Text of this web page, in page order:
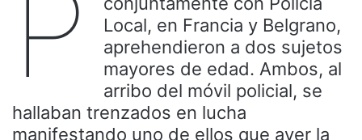
P
Local, en Francia y Belgrano,
aprehendieron a dos sujetos
mayores de edad. Ambos, al
arribo del móvil policial, se
hallaban trenzados en lucha
manifestando uno de ellos que ayer la